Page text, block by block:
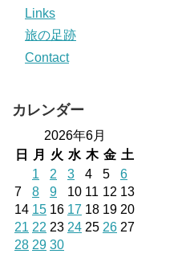
Links
旅の足跡
Contact
カレンダー
2026年6月
日
月 火 水 木 金 土
1
2 3 4 5
6
7
8 9 10 11 12 13
14 15 16 17 18 19 20
21 22 23 24 25 26 27
28 29 30